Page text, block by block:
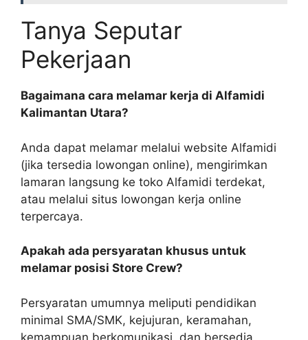
Tanya Seputar
Pekerjaan
Bagaimana cara melamar kerja di Alfamidi
Kalimantan Utara?
Anda dapat melamar melalui website Alfamidi
(jika tersedia lowongan online), mengirimkan
lamaran langsung ke toko Alfamidi terdekat,
atau melalui situs lowongan kerja online
terpercaya.
Apakah ada persyaratan khusus untuk
melamar posisi Store Crew?
Persyaratan umumnya meliputi pendidikan
minimal SMA/SMK, kejujuran, keramahan,
kemampuan berkomunikasi, dan bersedia